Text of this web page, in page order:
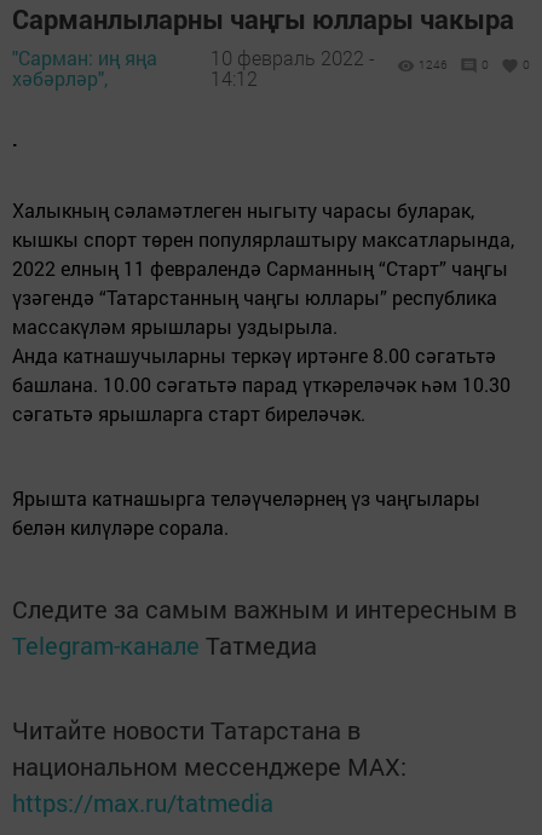
Сарманлыларны чаңгы юллары чакыра
"Сарман: иң яңа
хәбәрләр",
10 февраль 2022 -
14:12
1246 0 0
.
Халыкның сәламәтлеген ныгыту чарасы буларак,
кышкы спорт төрен популярлаштыру максатларында,
2022 елның 11 февралендә Сарманның “Старт” чаңгы
үзәгендә “Татарстанның чаңгы юллары” республика
массакүләм ярышлары уздырыла.
Анда катнашучыларны теркәү иртәнге 8.00 сәгатьтә
башлана. 10.00 сәгатьтә парад үткәреләчәк һәм 10.30
сәгатьтә ярышларга старт биреләчәк.
Ярышта катнашырга теләүчеләрнең үз чаңгылары
белән килүләре сорала.
Следите за самым важным и интересным в
Telegram-канале Татмедиа
Читайте новости Татарстана в
национальном мессенджере MАХ:
https://max.ru/tatmedia